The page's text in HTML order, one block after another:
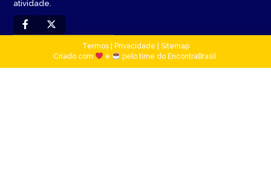
atividade.
Termos| Privacidade
Sitemap
Criado com
e pelo time do EncontraBrasil